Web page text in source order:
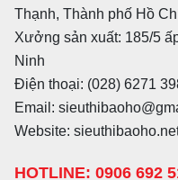
Thạnh, Thành phố Hồ
Xưởng sản xuất: 185/5
Ninh
Điện thoại: (028) 6271
Email:
Website:
HOTLINE: 0906 692